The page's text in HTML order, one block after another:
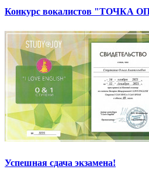
Конкурс вокалистов "ТОЧКА
Успешная сдача экзамена!